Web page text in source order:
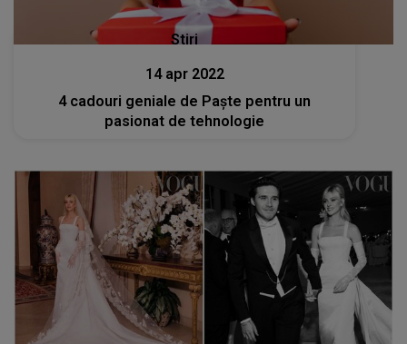
Stiri
14 apr 2022
4 cadouri geniale de Paște pentru un
pasionat de tehnologie